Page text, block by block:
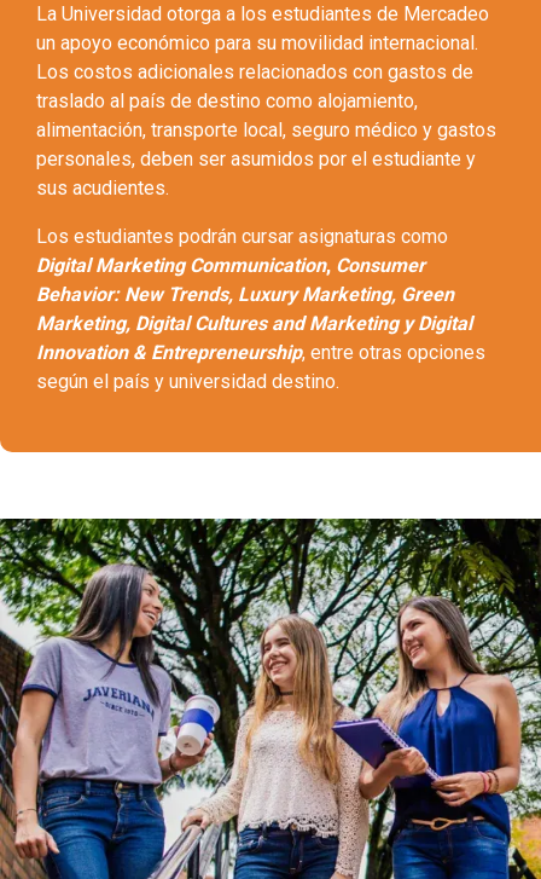
La Universidad otorga a los estudiantes de Mercadeo
un apoyo económico para su movilidad internacional.
Los costos adicionales relacionados con gastos de
traslado al país de destino como alojamiento,
alimentación, transporte local, seguro médico y gastos
personales, deben ser asumidos por el estudiante y
sus acudientes.
Los estudiantes podrán cursar asignaturas como
Digital Marketing Communication, Consumer
Behavior: New Trends, Luxury Marketing, Green
Marketing, Digital Cultures and Marketing y Digital
Innovation & Entrepreneurship, entre otras opciones
según el país y universidad destino.